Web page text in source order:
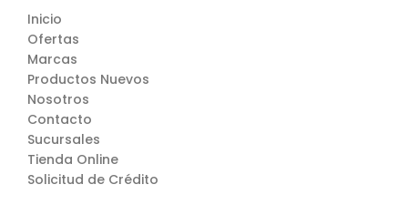
Inicio
Ofertas
Marcas
Productos Nuevos
Nosotros
Contacto
Sucursales
Tienda Online
Solicitud de Crédito